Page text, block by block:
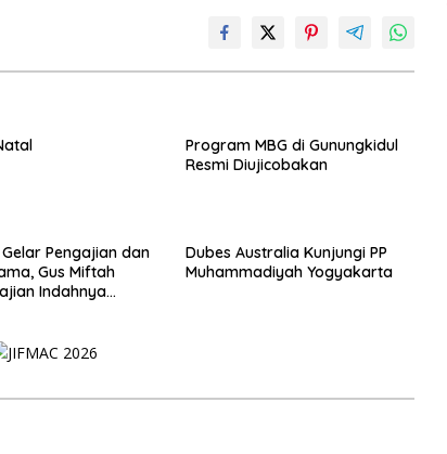
Program MBG di Gunungkidul
Resmi Diujicobakan
Gelar Pengajian dan
Gus Miftah
Indahnya
Dubes Australia Kunjungi PP
Muhammadiyah Yogyakarta